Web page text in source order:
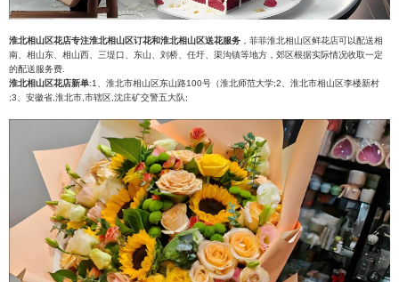
淮北相山区花店专注淮北相山区订花和淮北相山区送花服务 ，菲菲淮北相山区鲜花店可以配送相
南、相山东、相山西、三堤口、东山、刘桥、任圩、渠沟镇等地方，郊区根据实际情况收取一定
的配送服务费.
淮北相山区花店新单:1、淮北市相山区东山路100号（淮北师范大学;2、淮北市相山区李楼新村
;3、安徽省,淮北市,市辖区,沈庄矿交警五大队;